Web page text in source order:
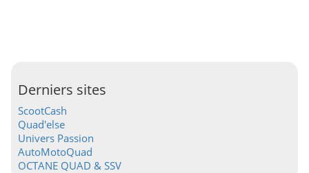
Derniers sites
ScootCash
Quad'else
Univers Passion
AutoMotoQuad
OCTANE QUAD & SSV